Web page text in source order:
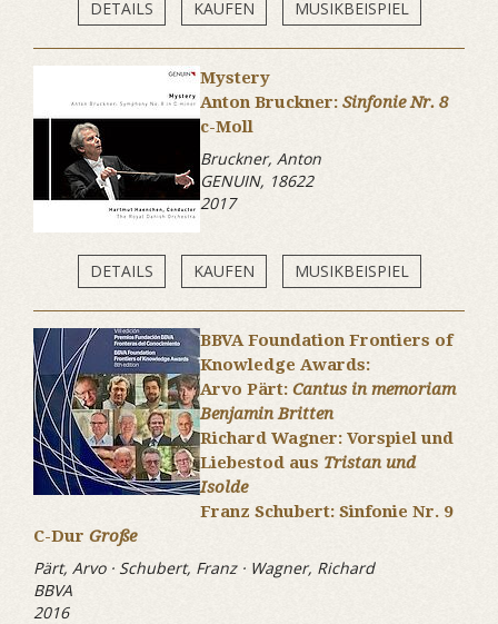
DETAILS KAUFEN MUSIKBEISPIEL
Mystery
Anton Bruckner: Sinfonie Nr. 8
c-Moll
Bruckner, Anton
GENUIN, 18622
2017
DETAILS KAUFEN MUSIKBEISPIEL
BBVA Foundation Frontiers of
Knowledge Awards:
Arvo Pärt: Cantus in memoriam
Benjamin Britten
Richard Wagner: Vorspiel und
Liebestod aus Tristan und
Isolde
Franz Schubert: Sinfonie Nr. 9
C-Dur Große
Pärt, Arvo · Schubert, Franz · Wagner, Richard
BBVA
2016